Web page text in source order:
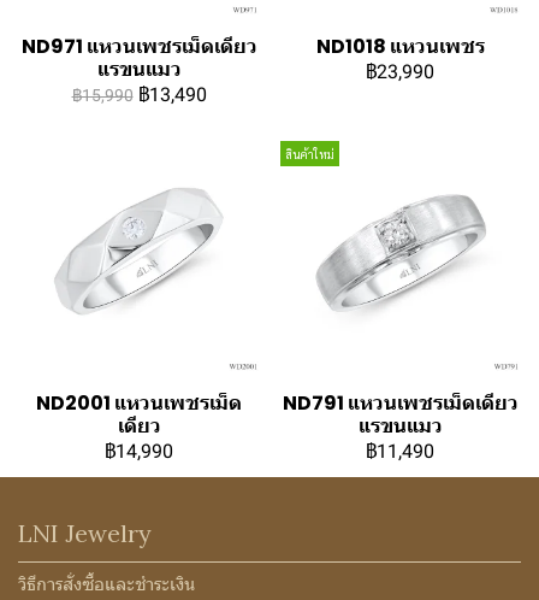
ND971 แหวนเพชรเม็ดเดียว
แรขนแมว
฿15,990 ฿13,490
ND1018 แหวนเพชร
฿23,990
ND2001 แหวนเพชรเม็ด
เดียว
฿14,990
สินค้าใหม่
ND791 แหวนเพชรเม็ดเดียว
แรขนแมว
฿11,490
LNI Jewelry
วิธีการสั่งซื้อและชำระเงิน